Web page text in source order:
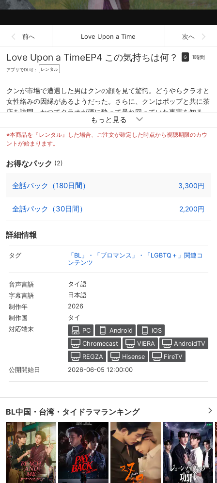
前へ Love Upon a Time 次へ
Love Upon a TimeEP4 この気持ちは何？ G 1時間
アプリでDL可： レンタル
クンが市場で遭遇した男はクンの顔を見て驚愕。どうやらクラオと
女性絡みの因縁があるようだった。さらに、クンはポップと共に茶
店を訪問。かつてクラオが酒に酔って暴れ回っていた事実を知る。
そして、クンはクラオの過去を掘り下げるべく考察に没頭。ポップ
はそんな彼を心配し、さらに過保護になっていく。
※本商品を『レンタル』した場合、ご注文が確定した時点から視聴期限のカウ
ントが始まります。
お得なパック (2)
全話パック（180日間） 3,300円
全話パック（30日間） 2,200円
詳細情報
タグ
「BL」・「ブロマンス」・「LGBTQ＋」関連コ
ンテンツ
音声言語 タイ語
字幕言語 日本語
制作年 2026
制作国 タイ
対応端末 PC Android
iOS
Chromecast
VIERA
AndroidTV
REGZA
Hisense
FireTV
公開開始日
2026-06-05 12:00:00
BL中国・台湾・タイドラマランキング